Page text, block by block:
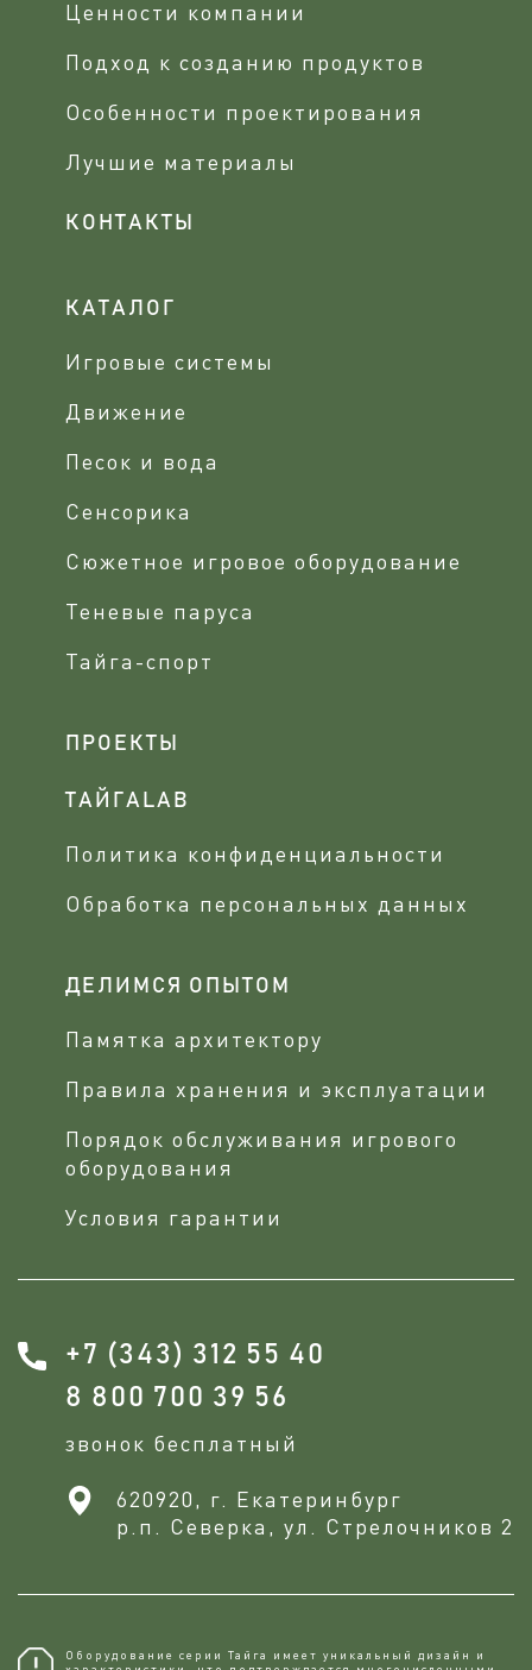
Ценности компании
Подход к созданию продуктов
Особенности проектирования
Лучшие материалы
КОНТАКТЫ
КАТАЛОГ
Игровые системы
Движение
Песок и вода
Сенсорика
Сюжетное игровое оборудование
Теневые паруса
Тайга-спорт
ПРОЕКТЫ
ТАЙГАLAB
Политика конфиденциальности
Обработка персональных данных
ДЕЛИМСЯ ОПЫТОМ
Памятка архитектору
Правила хранения и эксплуатации
Порядок обслуживания игрового
оборудования
Условия гарантии
+7 (343) 312 55 40
8 800 700 39 56
звонок бесплатный
620920, г. Екатеринбург
р.п. Северка, ул. Стрелочников 2
Оборудование серии Тайга имеет уникальный дизайн и